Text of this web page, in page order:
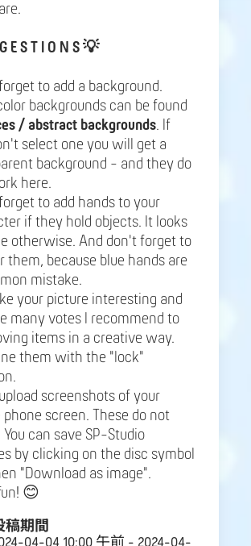
E S T I O N S 💡
to add a background.
backgrounds can be found
/ abstract backgrounds. If
select one you will get a
background - and they do
here.
to add hands to your
if they hold objects. It looks
otherwise. And don't forget to
them, because blue hands are
mistake.
your picture interesting and
many votes I recommend to
items in a creative way.
them with the "lock"
screenshots of your
screen. These do not
can save SP-Studio
by clicking on the disc symbol
"Download as image".
😊
稿期間
04-04 10:00 午前 - 2024-04-